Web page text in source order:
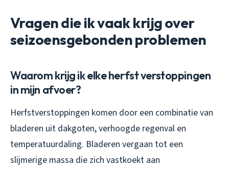
Vragen die ik vaak krijg over
seizoensgebonden problemen
Waarom krijg ik elke herfst verstoppingen
in mijn afvoer?
Herfstverstoppingen komen door een combinatie van
bladeren uit dakgoten, verhoogde regenval en
temperatuurdaling. Bladeren vergaan tot een
slijmerige massa die zich vastkoekt aan